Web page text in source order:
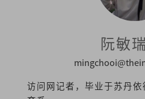
阮敏瑞
访问网记者，毕业于苏丹